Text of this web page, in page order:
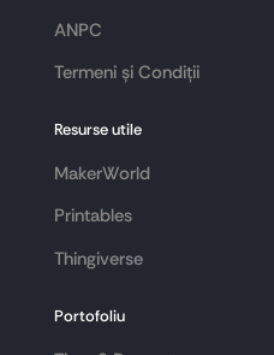
ANPC
Termeni și Condiții
Resurse utile
MakerWorld
Printables
Thingiverse
Portofoliu